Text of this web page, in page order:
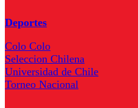
Deportes
Colo Colo
Seleccion Chilena
Universidad de Chile
Torneo Nacional